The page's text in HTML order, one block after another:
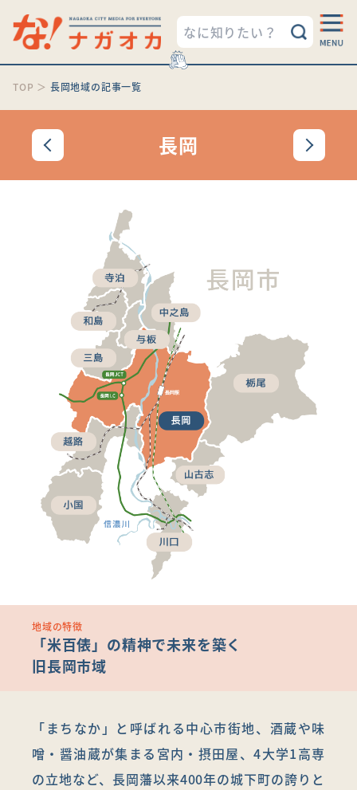
TOP ＞ 長岡地域の記事一覧
長岡
地域の特徴
「米百俵」の精神で未来を築く
旧長岡市域
「まちなか」と呼ばれる中心市街地、酒蔵や味
噌・醤油蔵が集まる宮内・摂田屋、4大学1高専
の立地など、長岡藩以来400年の城下町の誇りと